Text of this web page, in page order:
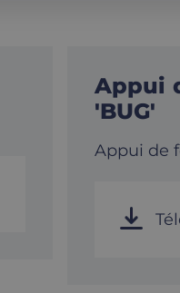
Appui
'BUG'
Appui de